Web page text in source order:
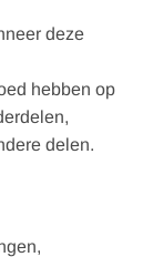
deze
hebben op
delen.